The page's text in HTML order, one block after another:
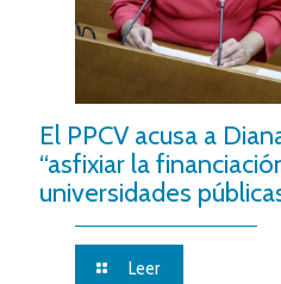
El PPCV acusa a
“asfixiar la
universidades
Leer